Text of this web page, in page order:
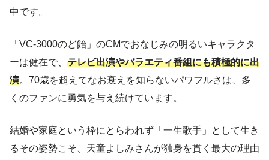
中です。
「VC-3000のど飴」のCMでおなじみの明るいキャラクタ
ーは健在で、 テレビ出演やバラエティ番組にも積極的に出
演。70歳を超えてなお衰えを知らないパワフルさは、多
くのファンに勇気を与え続けています。
結婚や家庭という枠にとらわれず「一生歌手」として生き
るその姿勢こそ、天童よしみさんが独身を貫く最大の理由